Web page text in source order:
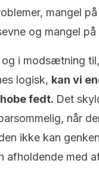
mangel på
og mangel på
og i modsætning
logisk, kan vi
fedt. Det
når
ikke kan
afholdende med